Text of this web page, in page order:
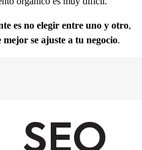
es no elegir entre uno y otro,
se ajuste a tu negocio.